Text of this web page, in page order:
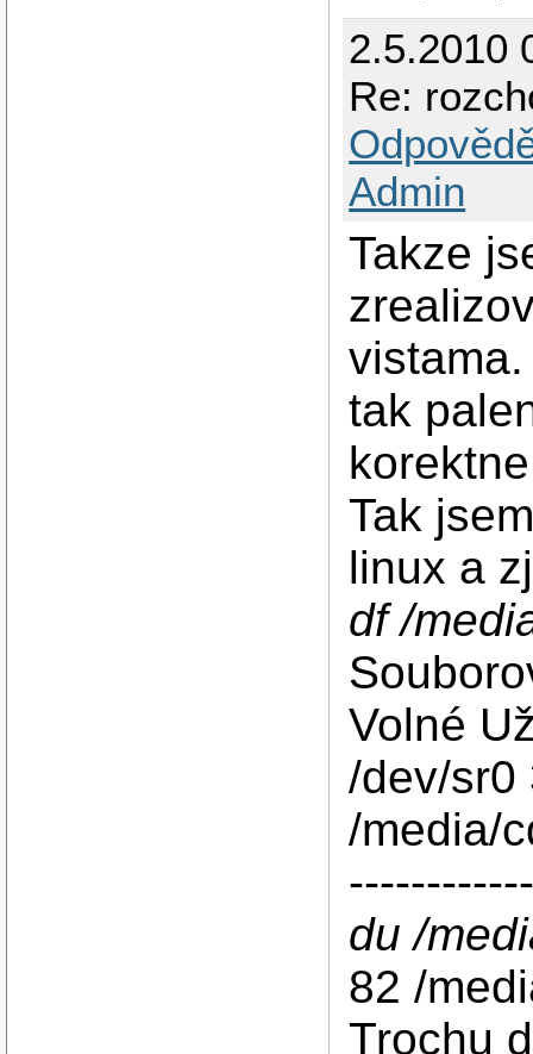
2.5.2010
Re:
Admin
Takze
tak
Tak
linux a
df /
Volné
/dev/sr0
/media/
du /
82 /
Trochu